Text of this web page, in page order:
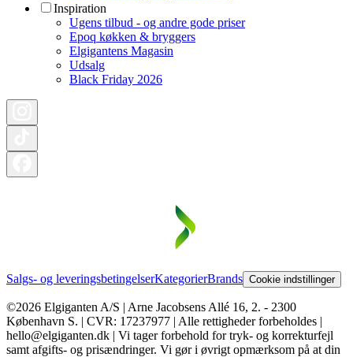
Inspiration
Ugens tilbud - og andre gode priser
Epoq køkken & bryggers
Elgigantens Magasin
Udsalg
Black Friday 2026
Salgs- og leveringsbetingelserKategorierBrands Cookie indstillinger
©2026 Elgiganten A/S | Arne Jacobsens Allé 16, 2. - 2300
København S. | CVR: 17237977 | Alle rettigheder forbeholdes |
hello@elgiganten.dk | Vi tager forbehold for tryk- og korrekturfejl
samt afgifts- og prisændringer. Vi gør i øvrigt opmærksom på at din